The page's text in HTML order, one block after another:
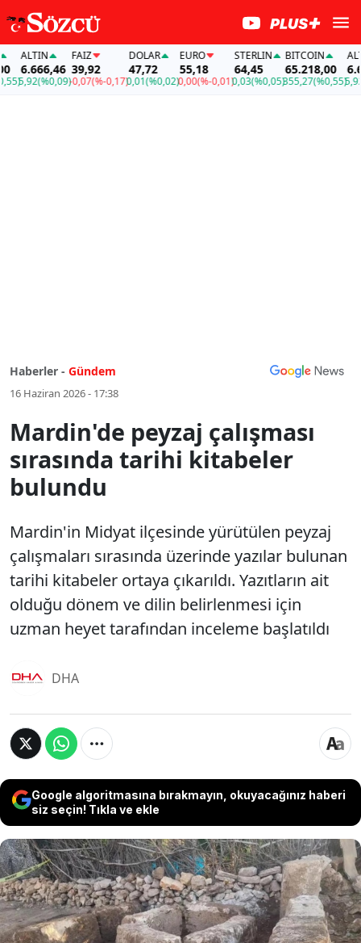
ALTIN
6.666,46
5,92(%0,09)
FAİZ
39,92
-0,07(%-0,17)
DOLAR
47,72
0,01(%0,02)
EURO
55,18
0,00(%-0,01)
STERLIN
64,45
0,03(%0,05)
BITCOIN
65.218,00
355,27(%0,55)
ALTIN
5,92
Haberler - Gündem
16 Haziran 2026 - 17:38
Mardin'de peyzaj çalışması
sırasında tarihi kitabeler
bulundu
Mardin'in Midyat ilçesinde yürütülen peyzaj
çalışmaları sırasında üzerinde yazılar bulunan
tarihi kitabeler ortaya çıkarıldı. Yazıtların ait
olduğu dönem ve dilin belirlenmesi için
uzman heyet tarafından inceleme başlatıldı
DHA
Google algoritmasına bırakmayın, okuyacağınız haberi
siz seçin! Tıkla ve ekle
Mardin'in Midyat ilçesinde yürütülen peyzaj
çalışmaları sırasında üzerinde yazılar bulunan